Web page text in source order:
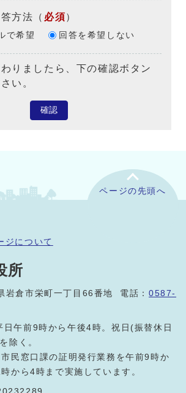
方法 （ 必須）
で希望 回答を希望しない
りましたら、下の確認ボタン
い。
確認
ページの先頭へ
ジについて
所
岩倉市栄町一丁目66番地 電話：0587-
日午前9時から午後4時。祝日(振替休日
除く。
民窓口課の証明発行業務を午前9時か
から4時まで実施しています。